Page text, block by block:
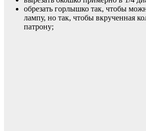
обрезать горлышко так, чтобы
лампу, но так, чтобы вкрученная
патрону;